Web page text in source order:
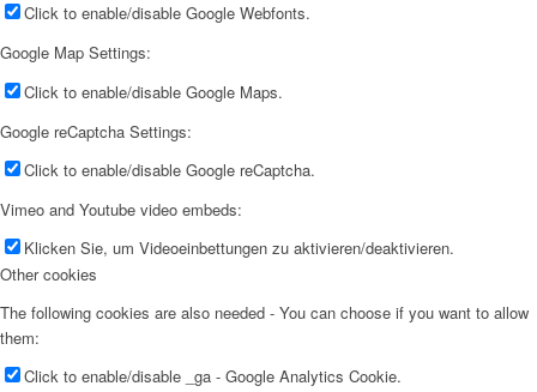
Click to enable/disable Google Webfonts.
Google Map Settings:
Click to enable/disable Google Maps.
Google reCaptcha Settings:
Click to enable/disable Google reCaptcha.
Vimeo and Youtube video embeds:
Klicken Sie, um Videoeinbettungen zu aktivieren/deaktivieren.
Other cookies
The following cookies are also needed - You can choose if you want to allow
them:
Click to enable/disable _ga - Google Analytics Cookie.